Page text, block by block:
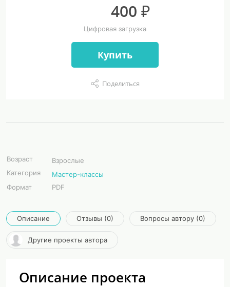
400 ₽
Цифровая загрузка
Купить
Поделиться
Возраст
Взрослые
Категория
Мастер-классы
Формат
PDF
Описание Отзывы (0) Вопросы автору (0)
Другие проекты автора
Описание проекта